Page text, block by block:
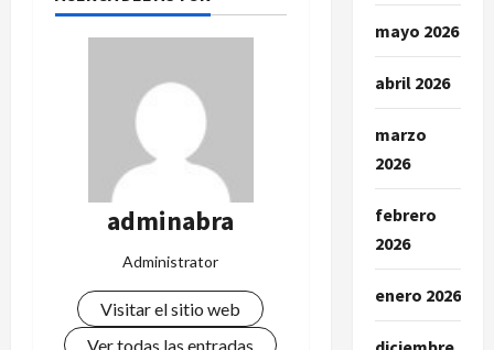
adminabra
Administrator
Visitar el sitio web
Ver todas las entradas
mayo 2026
abril 2026
marzo
2026
febrero
2026
enero 2026